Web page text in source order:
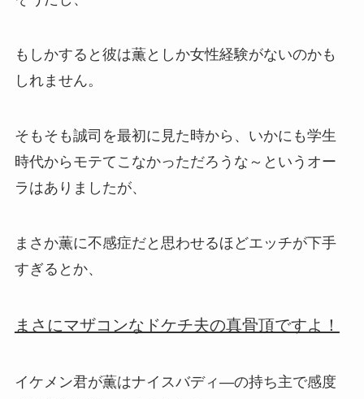
もしかすると彼は薫としか女性経験がないのかも
しれません。
そもそも誠司を最初に見た時から、いかにも学生
時代からモテてこなかっただろうな～というオー
ラはありましたが、
まさか薫に不感症だと思わせるほどエッチが下手
すぎるとか、
まさにマザコンなドケチ夫の真骨頂ですよ！
イケメン君が薫はナイスバディ―の持ち主で感度